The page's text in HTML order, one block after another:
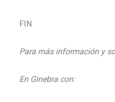
FIN
Para más información y
En Ginebra con: